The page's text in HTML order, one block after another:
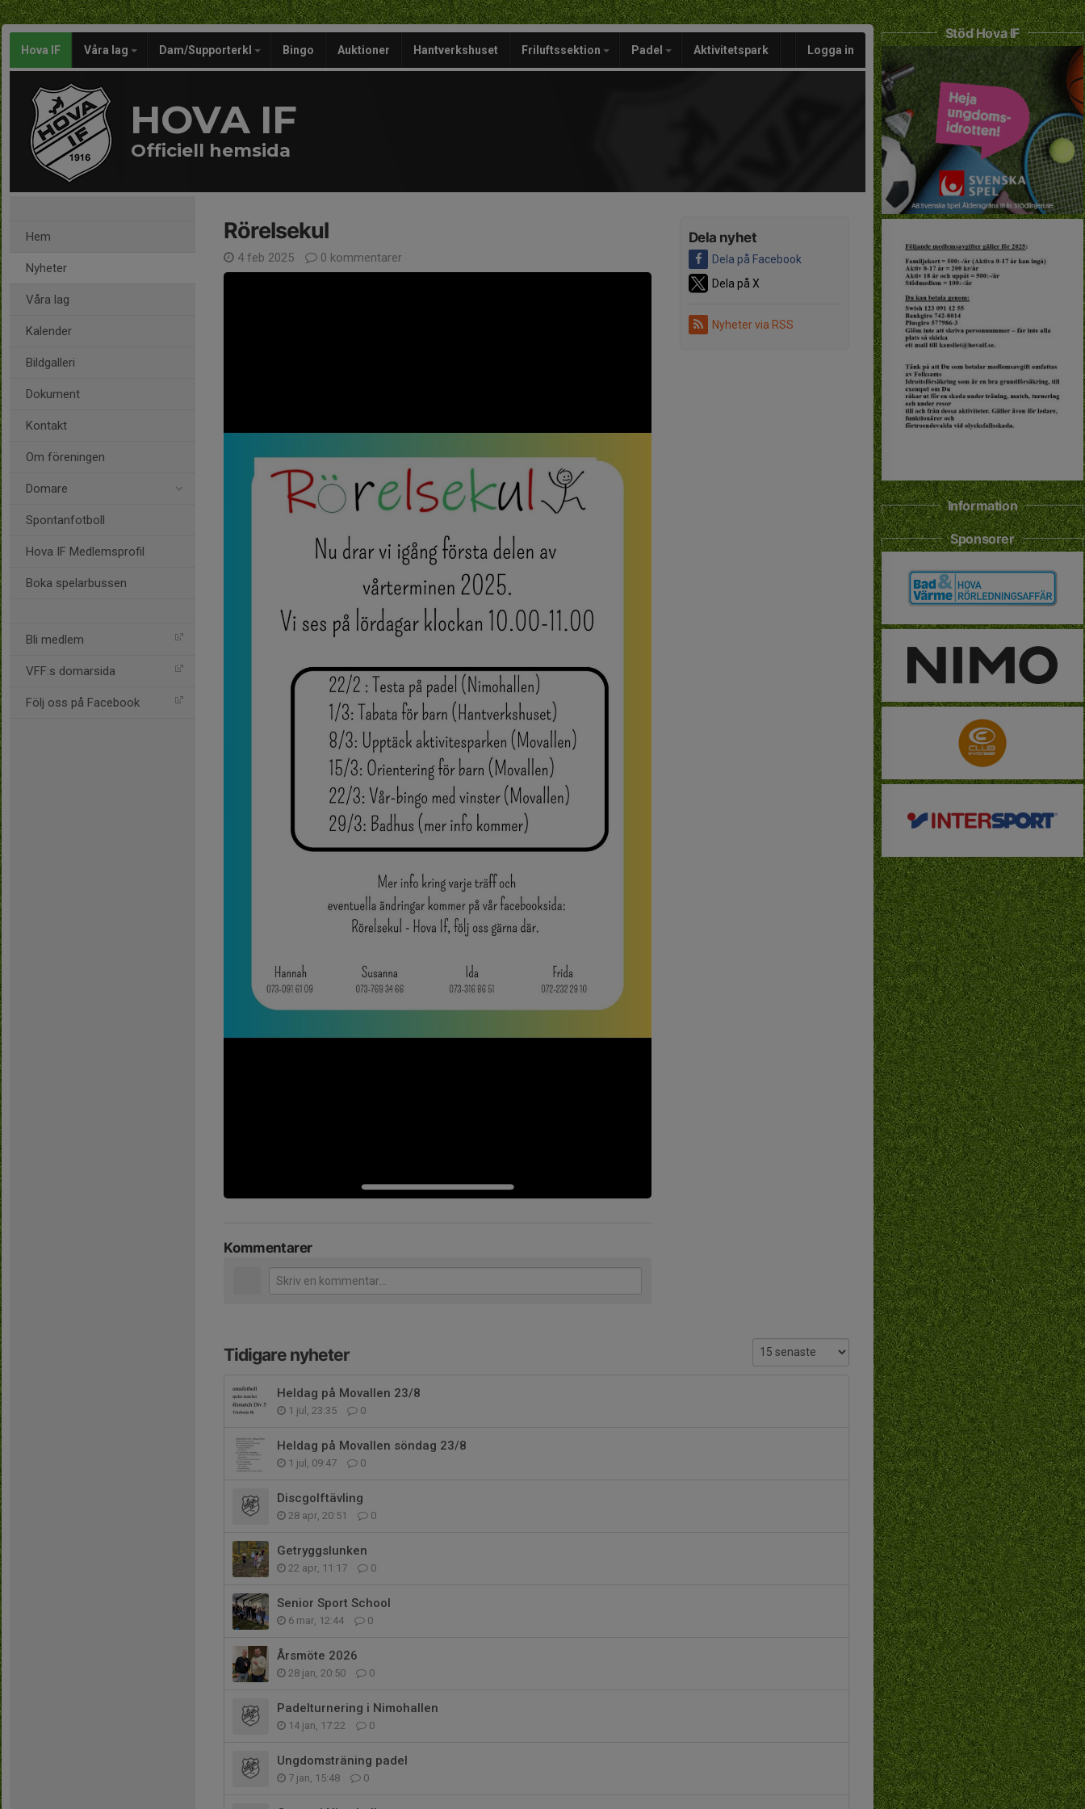
Hova IF Våra lag Dam/Supporterkl Bingo Auktioner Hantverkshuset Friluftssektion Padel Aktivitetspark Logga in
HOVA IF
Officiell hemsida
Hem
Nyheter
Våra lag
Kalender
Bildgalleri
Dokument
Kontakt
Om föreningen
Domare
Spontanfotboll
Hova IF Medlemsprofil
Boka spelarbussen
Bli medlem
VFF:s domarsida
Följ oss på Facebook
Dela nyhet
Dela på Facebook
Dela på X
Nyheter via RSS
Rörelsekul
4 feb 2025 0 kommentarer
Kommentarer
Tidigare nyheter
Heldag på Movallen 23/8
1 jul, 23:35 0
Heldag på Movallen söndag 23/8
1 jul, 09:47 0
Discgolftävling
28 apr, 20:51 0
Getryggslunken
22 apr, 11:17 0
Senior Sport School
6 mar, 12:44 0
Årsmöte 2026
28 jan, 20:50 0
Padelturnering i Nimohallen
14 jan, 17:22 0
Ungdomsträning padel
7 jan, 15:48 0
Stöd Hova IF
Information
Sponsorer